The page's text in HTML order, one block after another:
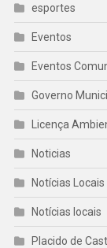
esportes
Eventos
Eventos
Governo
Licença
Noticias
Notícias Locais
Notícias locais
Placido de